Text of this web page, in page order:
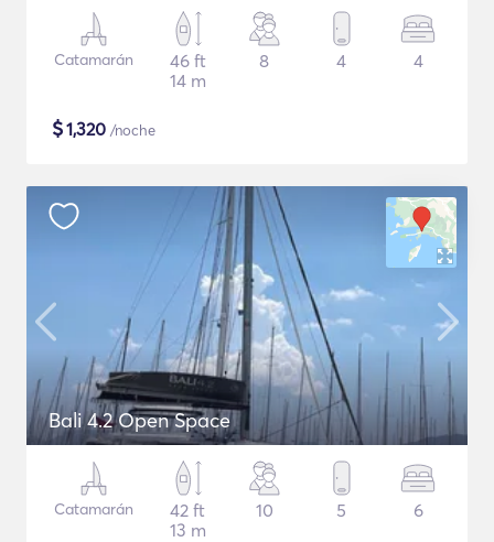
Catamarán
46 ft
14 m
8 4 4
$1,320 /noche
Bali 4.2 Open Space
Catamarán
42 ft
13 m
10 5 6